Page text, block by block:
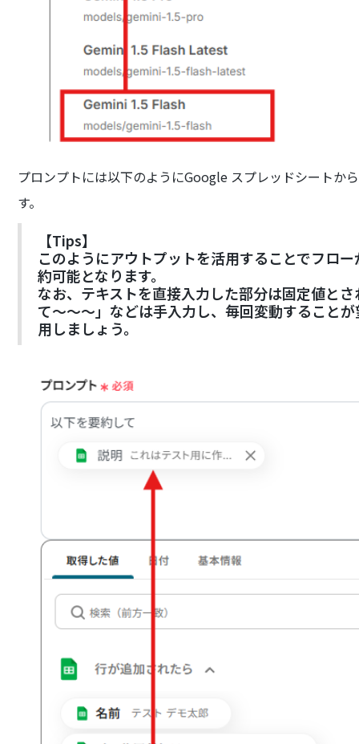
プロンプトには以下のようにGoogle スプレッドシートか
す。
【Tips】
このようにアウトプットを活用することでフロ
約可能となります。
なお、テキストを直接入力した部分は固定値と
て～～～」などは手入力し、毎回変動すること
用しましょう。